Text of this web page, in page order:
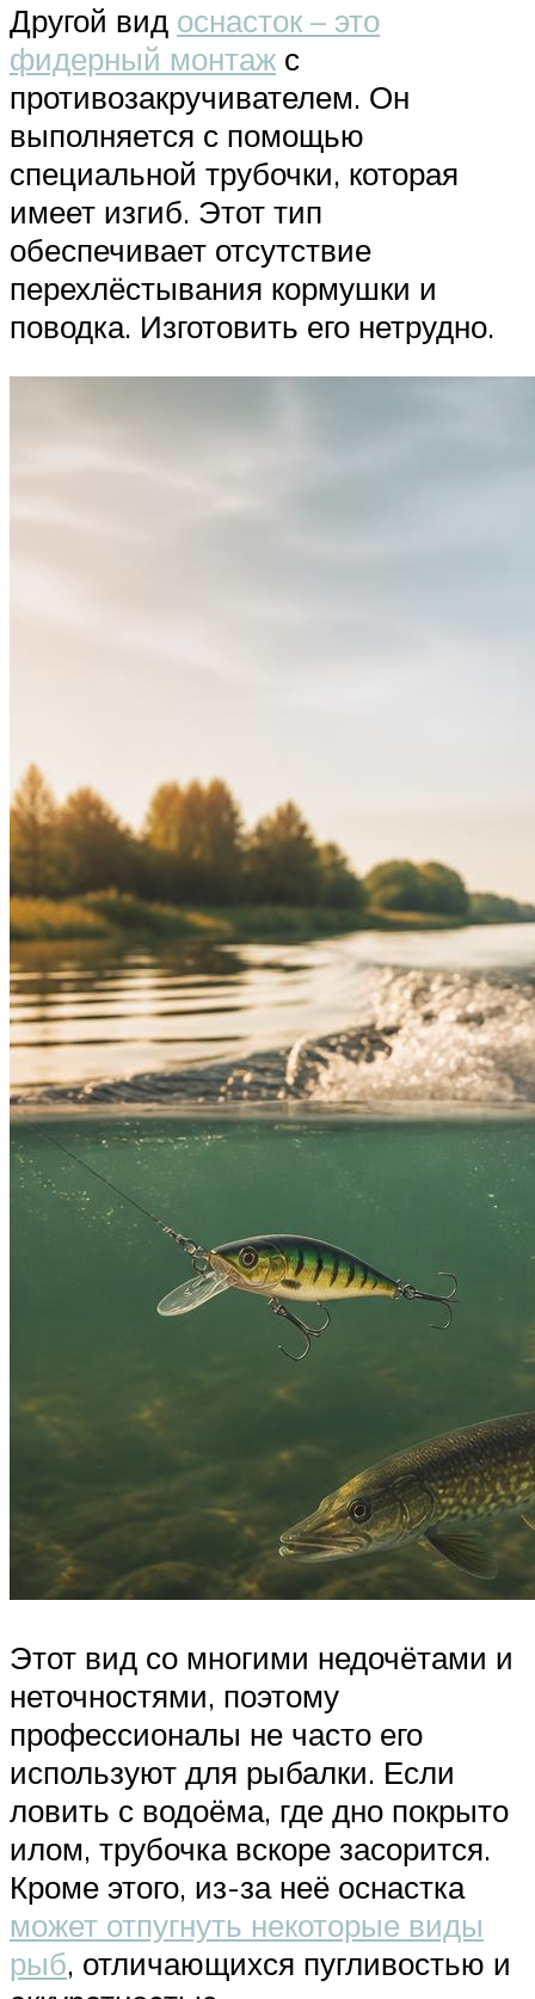
Другой вид оснасток – это
фидерный монтаж с
противозакручивателем. Он
выполняется с помощью
специальной трубочки, которая
имеет изгиб. Этот тип
обеспечивает отсутствие
перехлёстывания кормушки и
поводка. Изготовить его нетрудно.
Этот вид со многими недочётами и
неточностями, поэтому
профессионалы не часто его
используют для рыбалки. Если
ловить с водоёма, где дно покрыто
илом, трубочка вскоре засорится.
Кроме этого, из-за неё оснастка
может отпугнуть некоторые виды
рыб, отличающихся пугливостью и